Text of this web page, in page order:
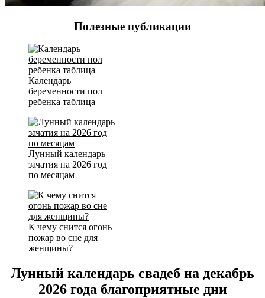
Полезные публикации
Календарь
беременности пол
ребенка таблица
Лунный календарь
зачатия на 2026 год
по месяцам
К чему снится огонь
пожар во сне для
женщины?
Лунный календарь свадеб на декабрь
2026 года благоприятные дни